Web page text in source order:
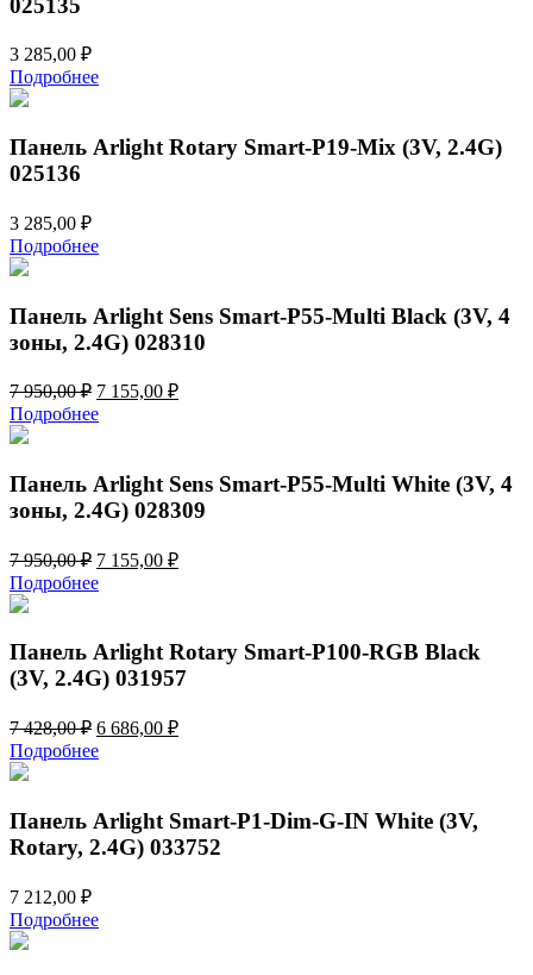
3 285,00 ₽
Подробнее
Панель Arlight Rotary Smart-P19-Mix (3V, 2.4G)
025136
3 285,00 ₽
Подробнее
Панель Arlight Sens Smart-P55-Multi Black (3V, 4
зоны, 2.4G) 028310
7 950,00₽ Первоначальная
цена
составляла
950,00 ₽.
7 155,00 ₽Текущая
Подробнее
Панель Arlight Sens Smart-P55-Multi White (3V, 4
зоны, 2.4G) 028309
7 950,00₽ Первоначальная
цена
составляла
950,00 ₽.
7 155,00 ₽Текущая
Подробнее
Панель Arlight Rotary Smart-P100-RGB Black
(3V, 2.4G) 031957
7 428,00₽ Первоначальная
цена
составляла
428,00 ₽.
6 686,00 ₽Текущая
Подробнее
Панель Arlight Smart-P1-Dim-G-IN White (3V,
Rotary, 2.4G) 033752
7 212,00 ₽
Подробнее